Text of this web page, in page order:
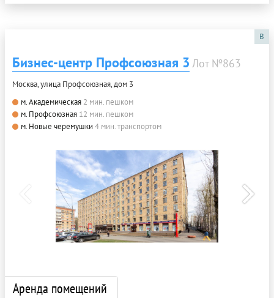
B
Бизнес-центр Профсоюзная 3 Лот №863
Москва, улица Профсоюзная, дом 3
м. Академическая 2 мин. пешком
м. Профсоюзная 12 мин. пешком
м. Новые черемушки 4 мин. транспортом
Аренда помещений